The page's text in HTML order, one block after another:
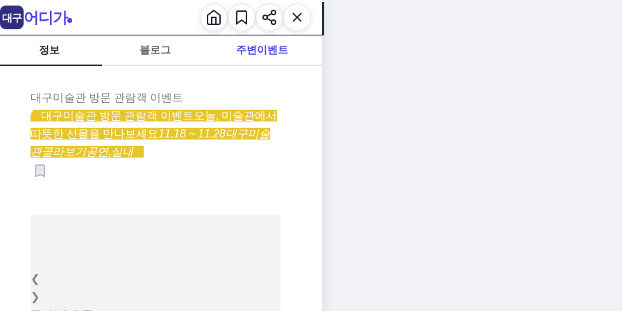
정보 블로그 주변이벤트
대구미술관 방문 관람객 이벤트
대구미술관 방문 관람객 이벤트 오늘, 미술관에서
따뜻한 선물을 만나보세요11.18 ~ 11.28대구미술
관골라보기공연,실내
❮
❯
대구 어디가